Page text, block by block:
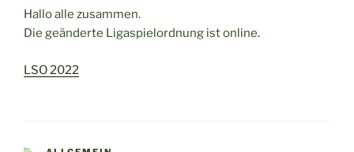
Hallo alle zusammen.
Die geänderte Ligaspielordnung ist online.
LSO 2022